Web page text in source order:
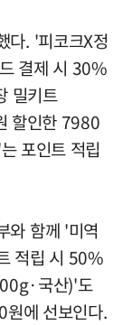
다. '피코크X정
결제 시 30%
밀키트
할인한 7980
포인트 적립
와 함께 '미역
적립 시 50%
국산)'도
에 선보인다.